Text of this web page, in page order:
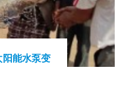
能水泵变